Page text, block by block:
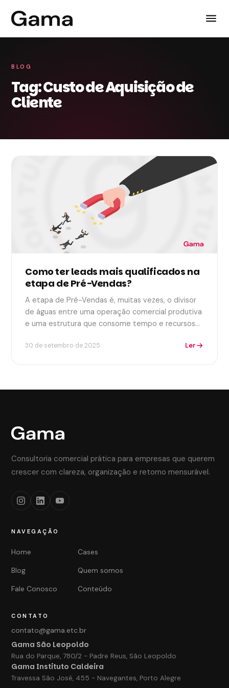
BLOG
Tag: Custo de Aquisição de
Cliente
Como ter leads mais qualificados na
etapa de Pré-Vendas?
A etapa de Pré-Vendas é, muitas vezes, o divisor
de águas entre uma operação comercial produtiva
e uma estrutura que consome tempo e recursos…
30 de setembro de 2025 Ler
Consultoria comercial prática para empresas que querem
crescer com clareza, organização e retorno mensurável.
NAVEGAÇÃO
Home
Cases
Blog
Quem somos
Fale Conosco
Conteúdo
CONTATO
contato@gama.etc.br
Gama São Leopoldo
Rua do Parque, 780/2 - Padre Reus, São Leopoldo
Gama Instituto Caldeira
Travessa São José, 455 - Navegantes, Porto Alegre